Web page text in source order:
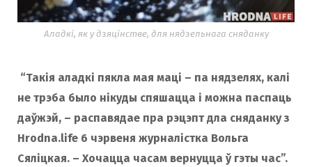
Аладкі, як у дзяцінстве, для нядзельнага сняданку
“Такія аладкі пякла мая маці – па нядзелях, калі
не трэба было нікуды спяшацца і можна паспаць
даўжэй, – распавядае пра рэцэпт дла сняданку з
Hrodna.life 6 чэрвеня журналістка Вольга
Сяліцкая. – Хочацца часам вернуцца ў гэты час”.